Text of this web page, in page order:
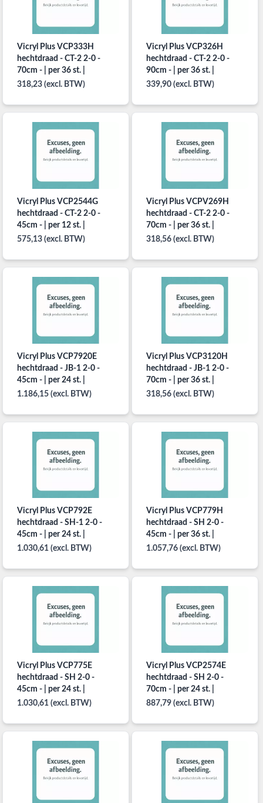
Vicryl Plus VCP333H
hechtdraad - CT-2 2-0 -
70cm - | per 36 st. |
318,23 (excl. BTW)
Vicryl Plus VCP326H
hechtdraad - CT-2 2-0 -
90cm - | per 36 st. |
339,90 (excl. BTW)
Vicryl Plus VCP2544G
hechtdraad - CT-2 2-0 -
45cm - | per 12 st. |
575,13 (excl. BTW)
Vicryl Plus VCPV269H
hechtdraad - CT-2 2-0 -
70cm - | per 36 st. |
318,56 (excl. BTW)
Vicryl Plus VCP7920E
hechtdraad - JB-1 2-0 -
45cm - | per 24 st. |
1.186,15 (excl. BTW)
Vicryl Plus VCP3120H
hechtdraad - JB-1 2-0 -
70cm - | per 36 st. |
318,56 (excl. BTW)
Vicryl Plus VCP792E
hechtdraad - SH-1 2-0 -
45cm - | per 24 st. |
1.030,61 (excl. BTW)
Vicryl Plus VCP779H
hechtdraad - SH 2-0 -
45cm - | per 36 st. |
1.057,76 (excl. BTW)
Vicryl Plus VCP775E
hechtdraad - SH 2-0 -
45cm - | per 24 st. |
1.030,61 (excl. BTW)
Vicryl Plus VCP2574E
hechtdraad - SH 2-0 -
70cm - | per 24 st. |
887,79 (excl. BTW)